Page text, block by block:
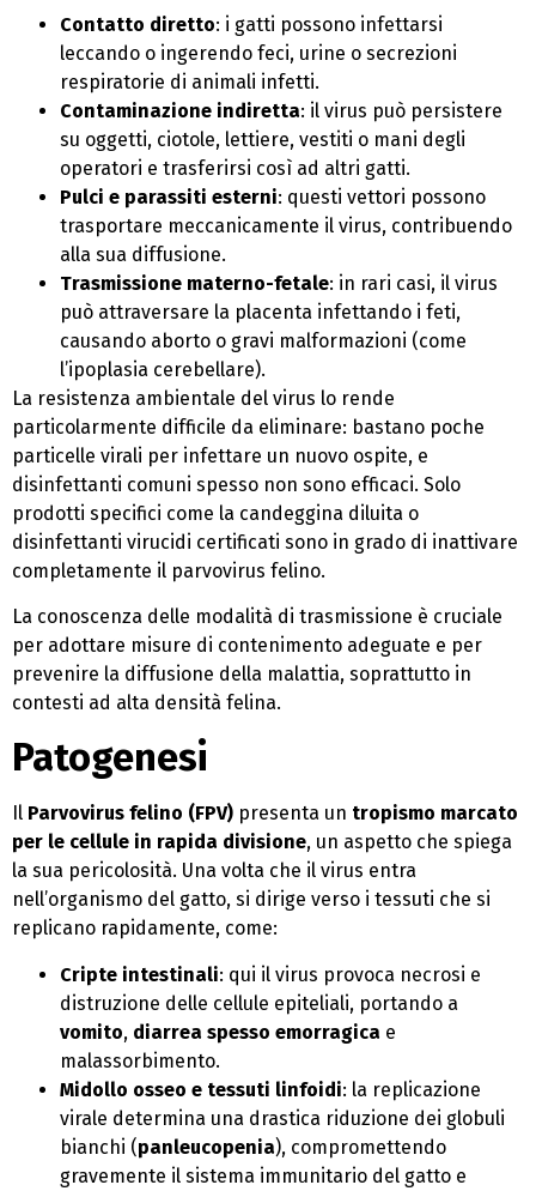
Contatto diretto: i gatti possono infettarsi
leccando o ingerendo feci, urine o secrezioni
respiratorie di animali infetti.
Contaminazione indiretta: il virus può persistere
su oggetti, ciotole, lettiere, vestiti o mani degli
operatori e trasferirsi così ad altri gatti.
Pulci e parassiti esterni: questi vettori possono
trasportare meccanicamente il virus, contribuendo
alla sua diffusione.
Trasmissione materno-fetale: in rari casi, il virus
può attraversare la placenta infettando i feti,
causando aborto o gravi malformazioni (come
l’ipoplasia cerebellare).
La resistenza ambientale del virus lo rende
particolarmente difficile da eliminare: bastano poche
particelle virali per infettare un nuovo ospite, e
disinfettanti comuni spesso non sono efficaci. Solo
prodotti specifici come la candeggina diluita o
disinfettanti virucidi certificati sono in grado di inattivare
completamente il parvovirus felino.
La conoscenza delle modalità di trasmissione è cruciale
per adottare misure di contenimento adeguate e per
prevenire la diffusione della malattia, soprattutto in
contesti ad alta densità felina.
Patogenesi
Il Parvovirus felino (FPV) presenta un tropismo marcato
per le cellule in rapida divisione, un aspetto che spiega
la sua pericolosità. Una volta che il virus entra
nell’organismo del gatto, si dirige verso i tessuti che si
replicano rapidamente, come:
Cripte intestinali: qui il virus provoca necrosi e
distruzione delle cellule epiteliali, portando a
vomito, diarrea spesso emorragica e
malassorbimento.
Midollo osseo e tessuti linfoidi: la replicazione
virale determina una drastica riduzione dei globuli
bianchi (panleucopenia), compromettendo
gravemente il sistema immunitario del gatto e